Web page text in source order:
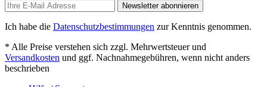
Newsletter abonnieren
Ich habe die Datenschutzbestimmungen zur Kenntnis genommen.
* Alle Preise verstehen sich zzgl. Mehrwertsteuer und
Versandkosten und ggf. Nachnahmegebühren, wenn nicht anders
beschrieben